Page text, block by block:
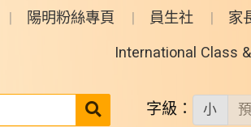
陽明粉絲專頁 員生社 家
International Class
送出 字級： 小